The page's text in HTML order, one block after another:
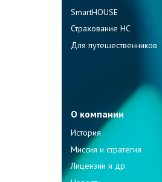
SmartHOUSE
Страхование НС
Для путешественников
О компании
История
Миссия и стратегия
Лицензии и др.